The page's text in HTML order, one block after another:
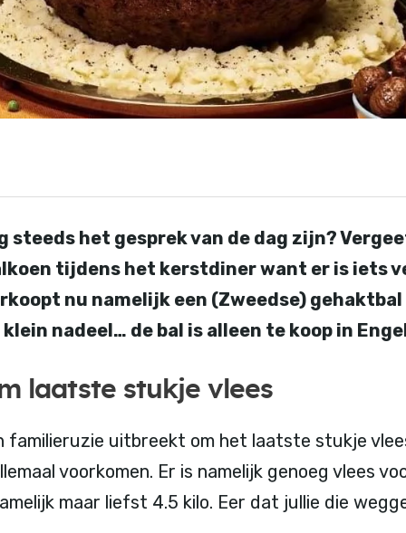
steeds het gesprek van de dag zijn?
tijdens het kerstdiner want er is iets
nu namelijk een (Zweedse)
nadeel… de bal is alleen te koop in
laatste stukje vlees
familieruzie uitbreekt om het laatste stukje
voorkomen. Er is namelijk genoeg vlees
maar liefst 4.5 kilo. Eer dat jullie die